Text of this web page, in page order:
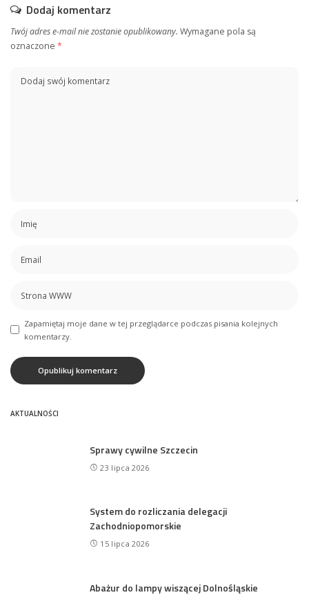
Dodaj komentarz
Twój adres e-mail nie zostanie opublikowany. Wymagane pola są
oznaczone *
Zapamiętaj moje dane w tej przeglądarce podczas pisania kolejnych
komentarzy.
AKTUALNOŚCI
Sprawy cywilne Szczecin
23 lipca 2026
System do rozliczania delegacji
Zachodniopomorskie
15 lipca 2026
Abażur do lampy wiszącej Dolnośląskie